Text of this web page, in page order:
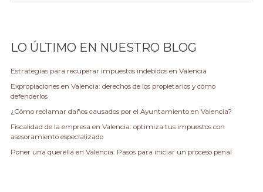
r
r
LO ÚLTIMO EN NUESTRO BLOG
Estrategias para recuperar impuestos indebidos en Valencia
Expropiaciones en Valencia: derechos de los propietarios y cómo
defenderlos
¿Cómo reclamar daños causados por el Ayuntamiento en Valencia?
Fiscalidad de la empresa en Valencia: optimiza tus impuestos con
asesoramiento especializado
Poner una querella en Valencia: Pasos para iniciar un proceso penal